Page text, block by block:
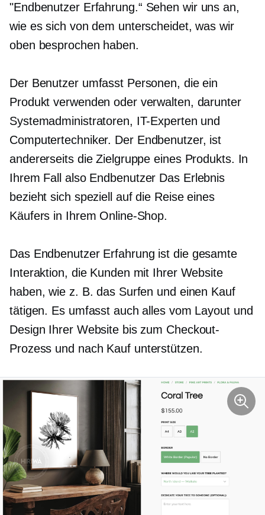
"EndbenutzerErfahrung.“ Sehen wir uns an,
wie es sich von dem unterscheidet, was wir
oben besprochen haben.
Der Benutzer umfasst Personen, die ein
Produkt verwenden oder verwalten, darunter
Systemadministratoren, IT-Experten und
Computertechniker. Der Endbenutzer, ist
andererseits die Zielgruppe eines Produkts. In
Ihrem Fall also Endbenutzer Das Erlebnis
bezieht sich speziell auf die Reise eines
Käufers in Ihrem Online-Shop.
Das EndbenutzerErfahrung ist die gesamte
Interaktion, die Kunden mit Ihrer Website
haben, wie z. B. das Surfen und einen Kauf
tätigen. Es umfasst auch alles vom Layout und
Design Ihrer Website bis zum Checkout-
Prozess und nach Kaufunterstützen.